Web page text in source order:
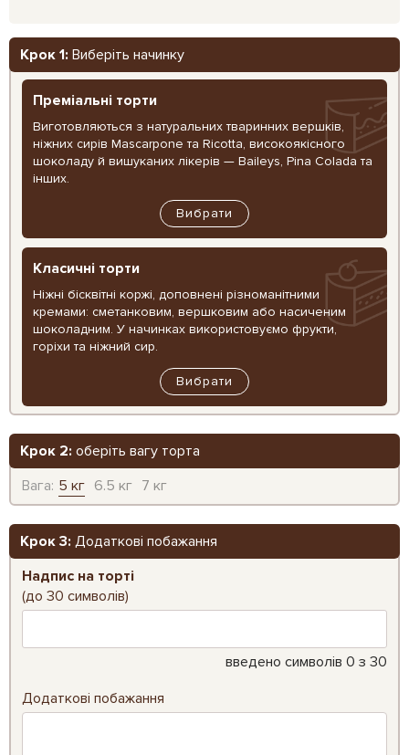
Крок 1: Виберіть начинку
Преміальні торти
Виготовляються з натуральних тваринних вершків,
ніжних сирів Mascarpone та Ricotta, високоякісного
шоколаду й вишуканих лікерів — Baileys, Pina Colada та
інших.
Вибрати
Класичні торти
Ніжні бісквітні коржі, доповнені різноманітними
кремами: сметанковим, вершковим або насиченим
шоколадним. У начинках використовуємо фрукти,
горіхи та ніжний сир.
Вибрати
Крок 2: оберіть вагу торта
Вага: 5 кг 6.5 кг 7 кг
Крок 3: Додаткові побажання
Надпис на торті
(до 30 символів)
введено символів 0 з 30
Додаткові побажання